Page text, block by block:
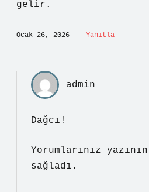
gelir.
Ocak 26, 2026 Yanıtla
admin
Dağcı!
Yorumlarınız yazının
sağladı.